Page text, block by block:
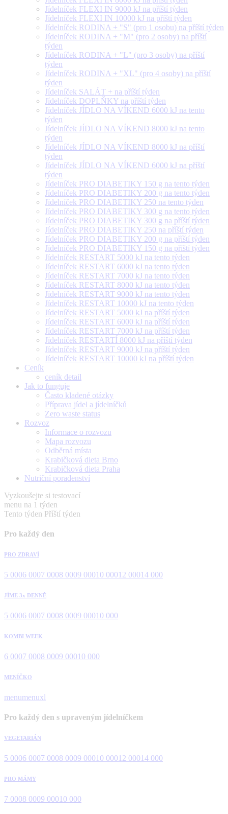
Jídelníček FLEXI IN 9000 kJ na příští týden
Jídelníček FLEXI IN 10000 kJ na příští týden
Jídelníček RODINA + "S" (pro 1 osobu) na příští týden
Jídelníček RODINA + "M" (pro 2 osoby) na příští
týden
Jídelníček RODINA + "L" (pro 3 osoby) na příští
týden
Jídelníček RODINA + "XL" (pro 4 osoby) na příští
týden
Jídelníček SALÁT + na příští týden
Jídelníček DOPLŇKY na příští týden
Jídelníček JÍDLO NA VÍKEND 6000 kJ na tento
týden
Jídelníček JÍDLO NA VÍKEND 8000 kJ na tento
týden
Jídelníček JÍDLO NA VÍKEND 8000 kJ na příští
týden
Jídelníček JÍDLO NA VÍKEND 6000 kJ na příští
týden
Jídelníček PRO DIABETIKY 150 g na tento týden
Jídelníček PRO DIABETIKY 200 g na tento týden
Jídelníček PRO DIABETIKY 250 na tento týden
Jídelníček PRO DIABETIKY 300 g na tento týden
Jídelníček PRO DIABETIKY 300 g na příští týden
Jídelníček PRO DIABETIKY 250 na příští týden
Jídelníček PRO DIABETIKY 200 g na příští týden
Jídelníček PRO DIABETIKY 150 g na příští týden
Jídelníček RESTART 5000 kJ na tento týden
Jídelníček RESTART 6000 kJ na tento týden
Jídelníček RESTART 7000 kJ na tento týden
Jídelníček RESTART 8000 kJ na tento týden
Jídelníček RESTART 9000 kJ na tento týden
Jídelníček RESTART 10000 kJ na tento týden
Jídelníček RESTART 5000 kJ na příští týden
Jídelníček RESTART 6000 kJ na příští týden
Jídelníček RESTART 7000 kJ na příští týden
Jídelníček RESTARTÍ 8000 kJ na příští týden
Jídelníček RESTART 9000 kJ na příští týden
Jídelníček RESTART 10000 kJ na příští týden
Ceník
ceník detail
Jak to funguje
Často kladené otázky
Příprava jídel a jídelníčků
Zero waste status
Rozvoz
Informace o rozvozu
Mapa rozvozu
Odběrná místa
Krabičková dieta Brno
Krabičková dieta Praha
Nutriční poradenství
Vyzkoušejte si testovací
menu na 1 týden
Tento týden Příští týden
Pro každý den
PRO ZDRAVÍ
5 0006 0007 0008 0009 00010 00012 00014 000
JÍME 3x DENNĚ
5 0006 0007 0008 0009 00010 000
KOMBI WEEK
6 0007 0008 0009 00010 000
MENÍČKO
menumenuxl
Pro každý den s upraveným jídelníčkem
VEGETARIÁN
5 0006 0007 0008 0009 00010 00012 00014 000
PRO MÁMY
7 0008 0009 00010 000